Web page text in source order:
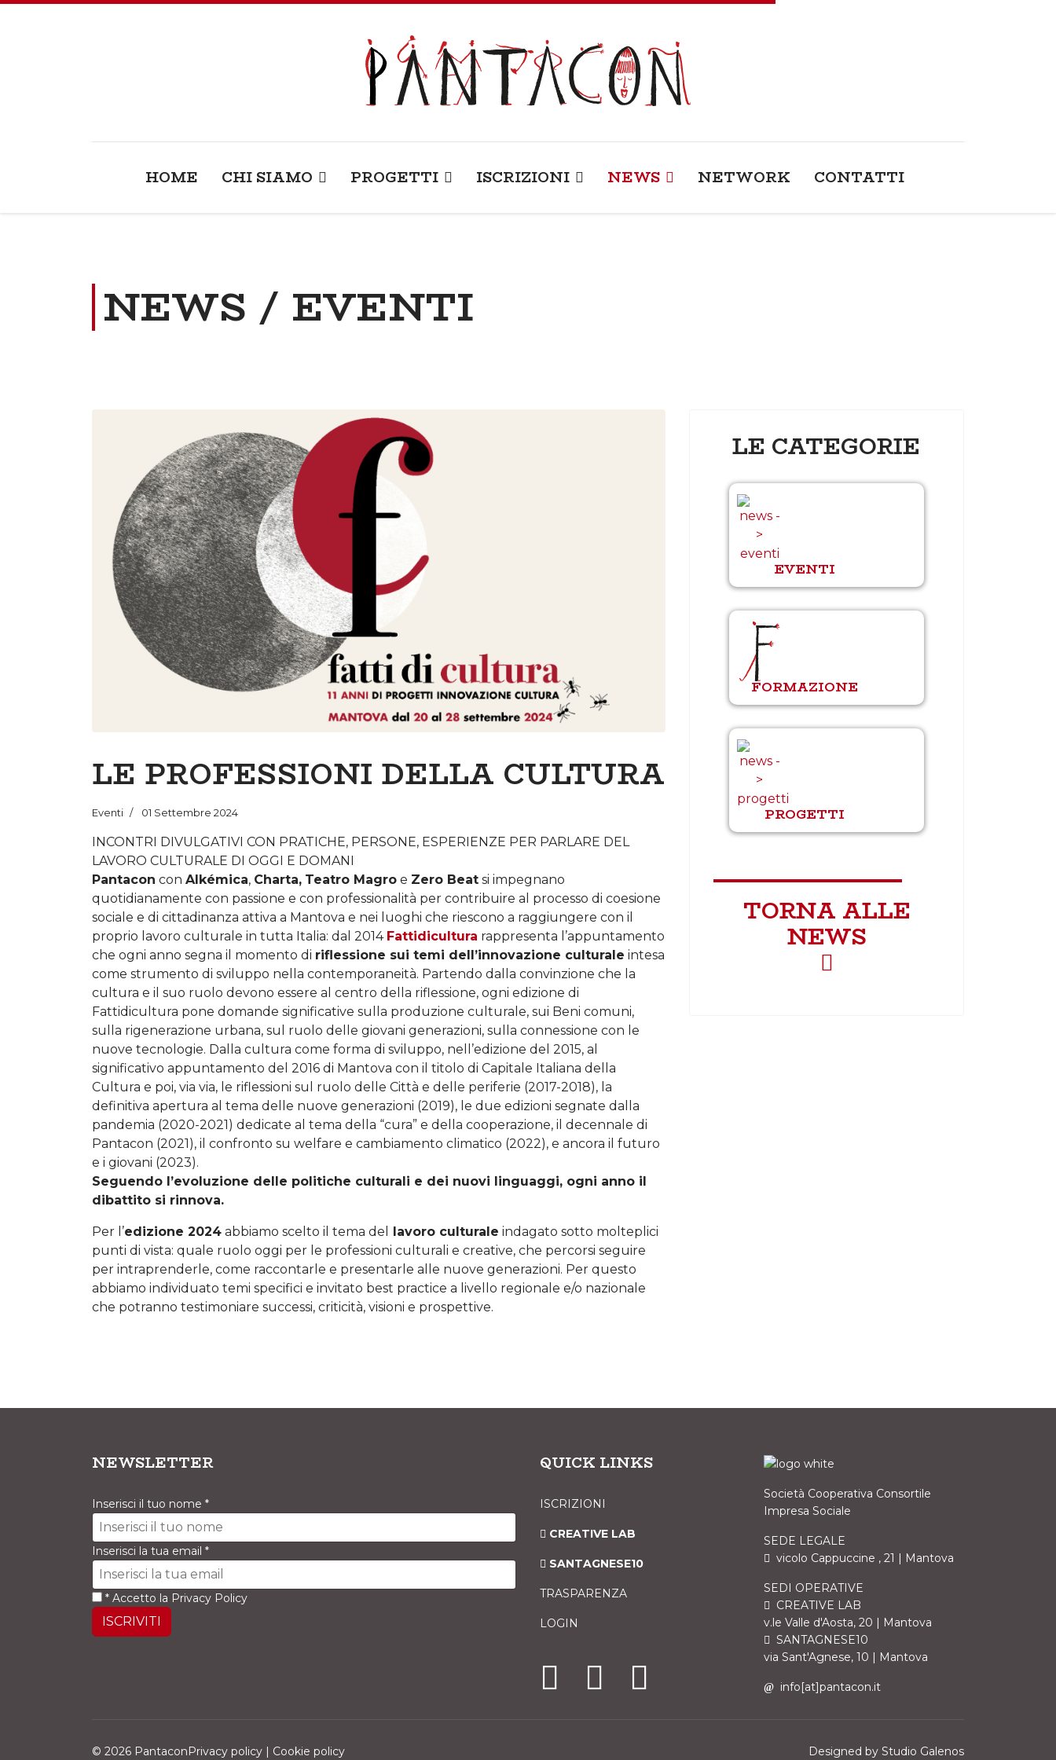
HOME CHI SIAMO PROGETTI ISCRIZIONI NEWS NETWORK CONTATTI
NEWS / EVENTI
LE PROFESSIONI DELLA CULTURA
Eventi 01 Settembre 2024
INCONTRI DIVULGATIVI CON PRATICHE, PERSONE, ESPERIENZE PER PARLARE DEL
LAVORO CULTURALE DI OGGI E DOMANI
Pantacon con Alkémica, Charta, Teatro Magro e Zero Beat si impegnano
quotidianamente con passione e con professionalità per contribuire al processo di coesione
sociale e di cittadinanza attiva a Mantova e nei luoghi che riescono a raggiungere con il
proprio lavoro culturale in tutta Italia: dal 2014 Fattidicultura rappresenta l’appuntamento
che ogni anno segna il momento di riflessione sui temi dell’innovazione culturale intesa
come strumento di sviluppo nella contemporaneità. Partendo dalla convinzione che la
cultura e il suo ruolo devono essere al centro della riflessione, ogni edizione di
Fattidicultura pone domande significative sulla produzione culturale, sui Beni comuni,
sulla rigenerazione urbana, sul ruolo delle giovani generazioni, sulla connessione con le
nuove tecnologie. Dalla cultura come forma di sviluppo, nell’edizione del 2015, al
significativo appuntamento del 2016 di Mantova con il titolo di Capitale Italiana della
Cultura e poi, via via, le riflessioni sul ruolo delle Città e delle periferie (2017-2018), la
definitiva apertura al tema delle nuove generazioni (2019), le due edizioni segnate dalla
pandemia (2020-2021) dedicate al tema della “cura” e della cooperazione, il decennale di
Pantacon (2021), il confronto su welfare e cambiamento climatico (2022), e ancora il futuro
e i giovani (2023).
Seguendo l’evoluzione delle politiche culturali e dei nuovi linguaggi, ogni anno il
dibattito si rinnova.
Per l’edizione 2024 abbiamo scelto il tema del lavoro culturale indagato sotto molteplici
punti di vista: quale ruolo oggi per le professioni culturali e creative, che percorsi seguire
per intraprenderle, come raccontarle e presentarle alle nuove generazioni. Per questo
abbiamo individuato temi specifici e invitato best practice a livello regionale e/o nazionale
che potranno testimoniare successi, criticità, visioni e prospettive.
LE CATEGORIE
EVENTI
FORMAZIONE
PROGETTI
TORNA ALLE
NEWS
NEWSLETTER
Inserisci il tuo nome *
Inserisci la tua email *
* Accetto la Privacy Policy
ISCRIVITI
QUICK LINKS
ISCRIZIONI
CREATIVE LAB
SANTAGNESE10
TRASPARENZA
LOGIN
Società Cooperativa Consortile
Impresa Sociale
SEDE LEGALE
vicolo Cappuccine , 21 | Mantova
SEDI OPERATIVE
CREATIVE LAB
v.le Valle d'Aosta, 20 | Mantova
SANTAGNESE10
via Sant'Agnese, 10 | Mantova
info[at]pantacon.it
© 2026 PantaconPrivacy policy | Cookie policy Designed by Studio Galenos